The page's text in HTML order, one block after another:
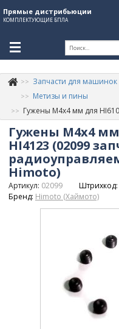
Прямые дистрибьюции
КОМПЛЕКТУЮЩИЕ БПЛА
+380507774092
Информация о компании
About Company
Обзоры
Категории
Запчасти для машинок
Метизы и пины
Гужены М4х4 мм для HI6103, HI5101, HI4123
Гужены М4х4 мм
HI4123 (02099
Himoto)
Артикул: 02099 Штрихкод:
Бренд: Himoto (Хаймото)